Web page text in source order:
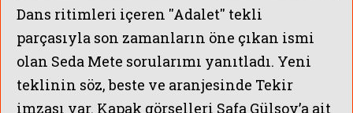
Dans ritimleri içeren ''Adalet'' tekli
parçasıyla son zamanların öne çıkan ismi
olan Seda Mete sorularımı yanıtladı. Yeni
teklinin söz, beste ve aranjesinde Tekir
imzası var. Kapak görselleri Safa Gülsoy’a ait